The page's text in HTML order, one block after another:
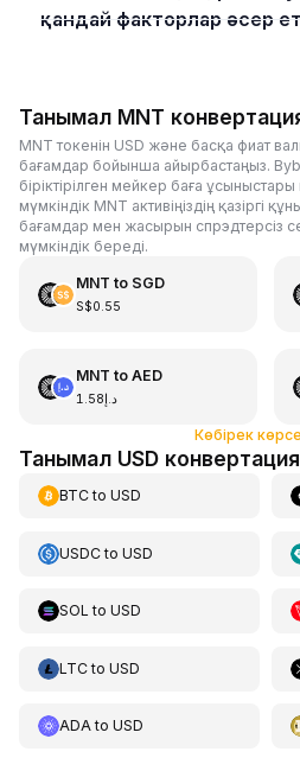
қандай факторлар әсер
Танымал MNT
MNT токенін USD және басқа фиат
бағамдар бойынша айырбастаңыз.
біріктірілген мейкер баға ұсыныстары
мүмкіндік MNT активіңіздің қазіргі
бағамдар мен жасырын спрэдтерсіз
мүмкіндік береді.
MNT to SGD
S$0.55
MNT to AED
د.إ1.58
Көбірек
Танымал USD
BTCto USD
USDCto USD
SOL to USD
LTCto USD
ADAto USD